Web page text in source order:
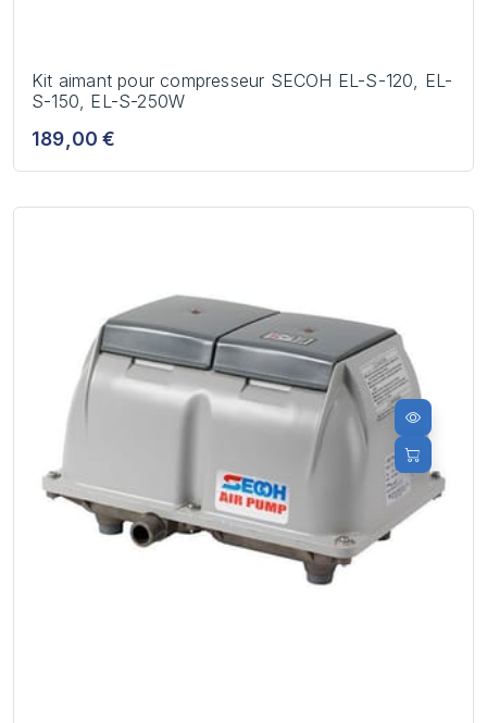
Kit aimant pour compresseur SECOH EL-S-120, EL-
S-150, EL-S-250W
189,00 €